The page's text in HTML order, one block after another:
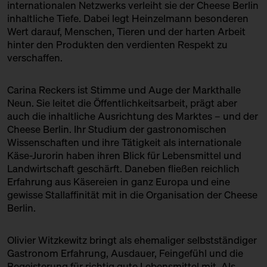
Marc Albrecht-Seidel + Carina
Reckers
Bühne
15:30 – 16:00
mit Ursula Heinzelmann
Infostand Ticket 15€
15:30 – 16:00 Klartext Käse: Rinde und
Geruch
in Kooperation mit dem
Kulturverein Markthalle Neun
e.V. + Marie Neusser
Hinter Big Stuff Ticket 5€
16:00 – 16:30
mit Slow Food Berlin + Michał
Jaremkiewicz
Slow Food Stammtisch
ROHMILCHKÄSEREI BACKENSHOLZ
Produktion
SCELLEBELLE
SEROWARNIA GOLECZEWO
Produktion
URSTROM KÄSE
Produktion
VACHERIN FRIBOURGEOIS AOP
Sorte, Produktion + Affinage
internationalen Netzwerks verleiht sie der Cheese Berlin
inhaltliche Tiefe. Dabei legt Heinzelmann besonderen
Wert darauf, Menschen, Tieren und der harten Arbeit
hinter den Produkten den verdienten Respekt zu
verschaffen.
Carina Reckers ist Stimme und Auge der Markthalle
Neun. Sie leitet die Öffentlichkeitsarbeit, prägt aber
auch die inhaltliche Ausrichtung des Marktes – und der
Cheese Berlin. Ihr Studium der gastronomischen
Wissenschaften und ihre Tätigkeit als internationale
Käse-Jurorin haben ihren Blick für Lebensmittel und
Landwirtschaft geschärft. Daneben fließen reichlich
Erfahrung aus Käsereien in ganz Europa und eine
gewisse Stallaffinität mit in die Organisation der Cheese
Berlin.
Olivier Witzkewitz bringt als ehemaliger selbstständiger
Gastronom Erfahrung, Ausdauer, Feingefühl und die